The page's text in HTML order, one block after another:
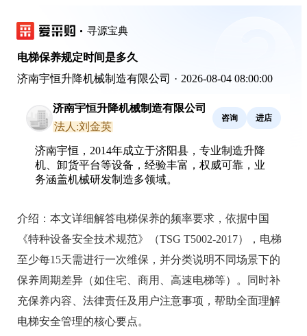
寻源宝典
电梯保养规定时间是多久
济南宇恒升降机械制造有限公司 · 2026-08-04 08:00:00
济南宇恒升降机械制造有限公司
法人:刘金英
咨询 进店
济南宇恒，2014年成立于济阳县，专业制造升降
机、卸货平台等设备，经验丰富，权威可靠，业
务涵盖机械研发制造多领域。
介绍： 本文详细解答电梯保养的频率要求，依据中国
《特种设备安全技术规范》（TSG T5002-2017），电梯
至少每15天需进行一次维保，并分类说明不同场景下的
保养周期差异（如住宅、商用、高速电梯等）。同时补
充保养内容、法律责任及用户注意事项，帮助全面理解
电梯安全管理的核心要点。